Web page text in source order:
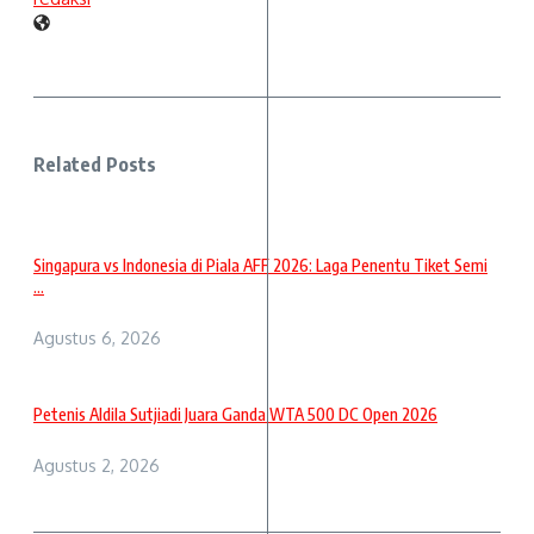
Related Posts
Singapura vs Indonesia di Piala AFF 2026: Laga Penentu Tiket Semi
...
Agustus 6, 2026
Petenis Aldila Sutjiadi Juara Ganda WTA 500 DC Open 2026
Agustus 2, 2026